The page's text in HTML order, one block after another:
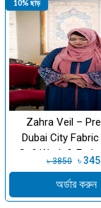
10% ছাড়
Zahra Veil –
Dubai City
Sufi Work &
Takrim Cl...
৳ 3850 ৳
অর্ডার করুন